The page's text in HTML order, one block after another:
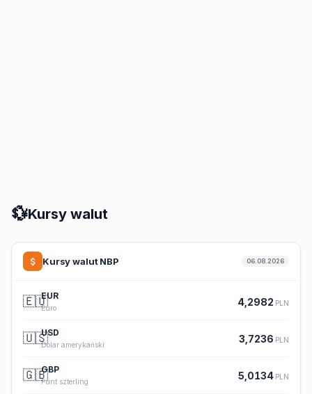
💱Kursy walut
Kursy walut NBP 06.08.2026
🇪🇺EUR
Euro
4,2982 PLN
🇺🇸USD
Dolar amerykański
3,7236 PLN
🇬🇧GBP
Funt szterling
5,0134 PLN